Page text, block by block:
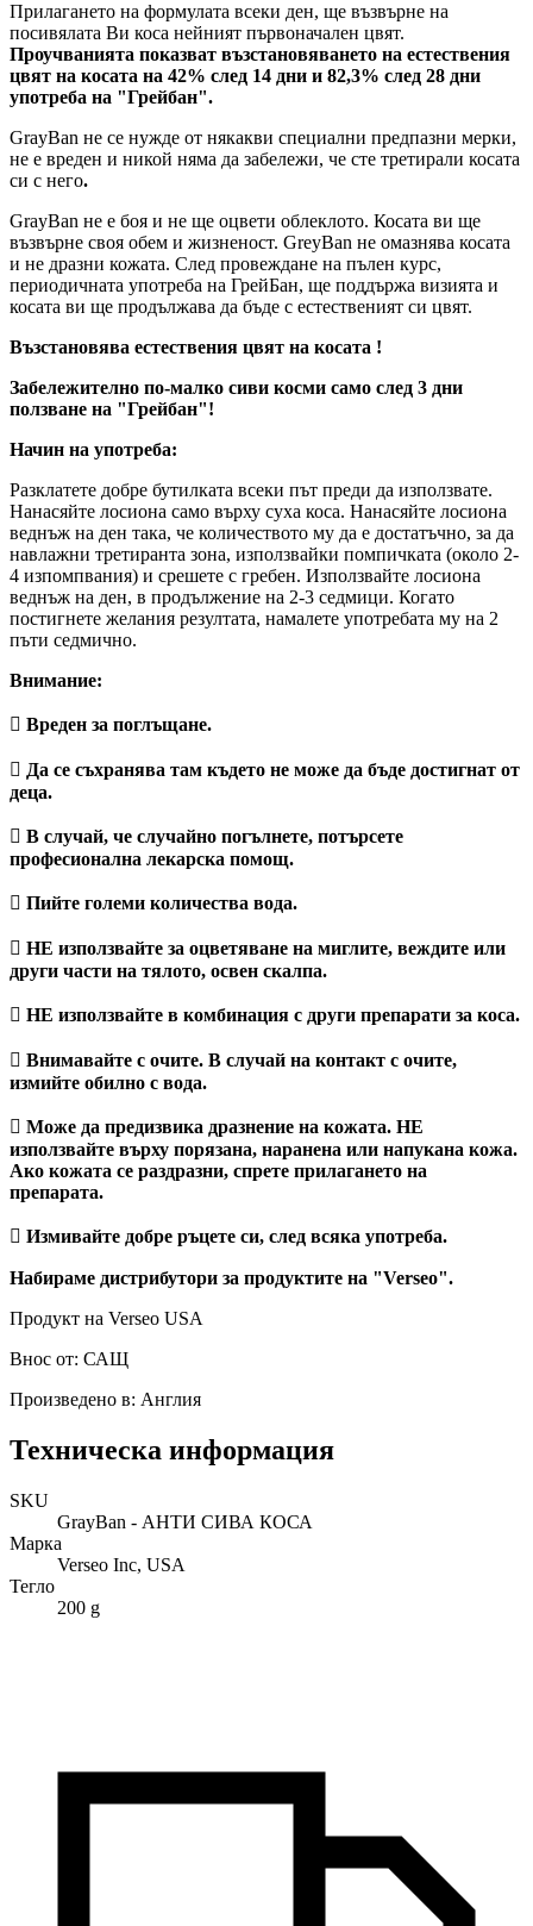
Прилагането на формулата всеки ден, ще възвърне на
посивялата Ви коса нейният първоначален цвят.
Проучванията показват възстановяването на естествения
цвят на косата на 42% след 14 дни и 82,3% след 28 дни
употреба на "Грейбан".
GrayBan не се нуждe от някакви специални предпазни мерки,
не е вреден и никой няма да забележи, че сте третирали косата
си с него.
GrayBan не е боя и не ще оцвети облеклото. Косата ви ще
възвърне своя обем и жизненост. GreyBan не омазнява косата
и не дразни кожата. След провеждане на пълен курс,
периодичната употреба на ГрейБан, ще поддържа визията и
косата ви ще продължава да бъде с естественият си цвят.
Възстановява естествения цвят на косата !
Забележително по-малко сиви косми само след 3 дни
ползване на "Грейбан"!
Начин на употреба:
Разклатете добре бутилката всеки път преди да използвате.
Нанасяйте лосиона само върху суха коса. Нанасяйте лосиона
веднъж на ден така, че количеството му да е достатъчно, за да
навлажни третиранта зона, използвайки помпичката (около 2-
4 изпомпвания) и срешете с гребен. Използвайте лосиона
веднъж на ден, в продължение на 2-3 седмици. Когато
постигнете желания резултата, намалете употребата му на 2
пъти седмично.
Внимание:
 Вреден за поглъщане.
 Да се съхранява там където не може да бъде достигнат от
деца.
 В случай, че случайно погълнете, потърсете
професионална лекарска помощ.
 Пийте големи количества вода.
 НЕ използвайте за оцветяване на миглите, веждите или
други части на тялото, освен скалпа.
 НЕ използвайте в комбинация с други препарати за коса.
 Внимавайте с очите. В случай на контакт с очите,
измийте обилно с вода.
 Може да предизвика дразнение на кожата. НЕ
използвайте върху порязана, наранена или напукана кожа.
Ако кожата се раздразни, спрете прилагането на
препарата.
 Измивайте добре ръцете си, след всяка употреба.
Набираме дистрибутори за продуктите на "Verseo".
Продукт на Verseo USA
Внос от: САЩ
Произведено в: Англия
Техническа информация
SKU
GrayBan - АНТИ СИВА КОСА
Марка
Verseo Inc, USA
Тегло
200 g